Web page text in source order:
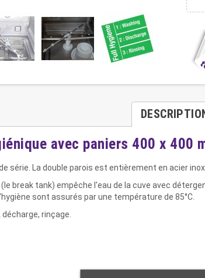
avec paniers 400 x 400
série. La double parois est entièrement en acier inox
break tank) empêche l'eau de la cuve avec
sont assurés par une température de 85°C.
décharge, rinçage.